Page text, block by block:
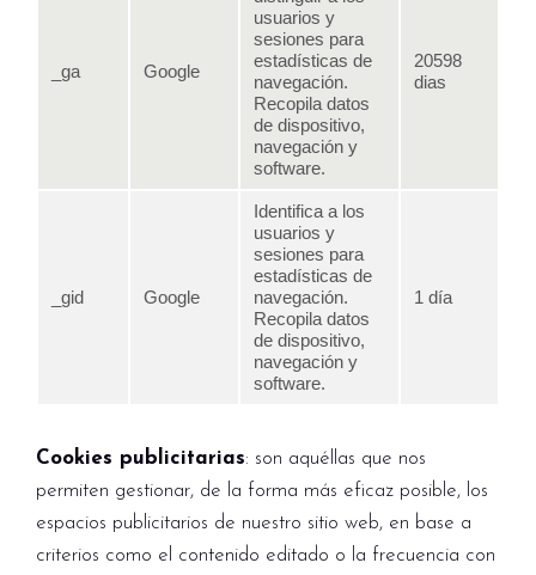
_ga Google
usuarios y
sesiones para
estadísticas de
navegación.
Recopila datos
de dispositivo,
navegación y
software.
20598
dias
_gid Google
Identifica a los
usuarios y
sesiones para
estadísticas de
navegación.
Recopila datos
de dispositivo,
navegación y
software.
1 día
Cookies publicitarias: son aquéllas que nos
permiten gestionar, de la forma más eficaz posible, los
espacios publicitarios de nuestro sitio web, en base a
criterios como el contenido editado o la frecuencia con